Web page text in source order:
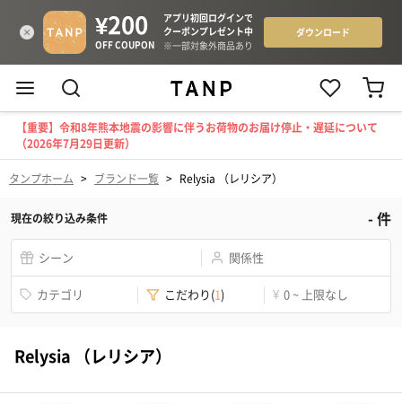
【重要】令和8年熊本地震の影響に伴うお荷物のお届け停止・遅延について
（2026年7月29日更新）
タンプホーム > ブランド一覧 > Relysia （レリシア）
現在の絞り込み条件 -件
シーン 関係性
カテゴリ こだわり(1) ¥ 0 ~ 上限なし
Relysia （レリシア）